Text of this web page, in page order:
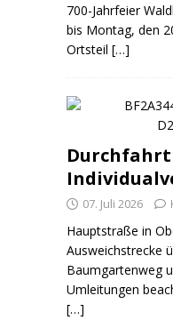
700-Jahrfeier
bis Montag, den
Ortsteil […]
07. Juli 2026
Hauptstraße in
Ausweichstrecke
Baumgartenweg
Umleitungen
[…]